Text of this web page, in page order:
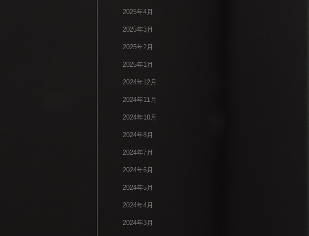
2025年4月
2025年3月
2025年2月
2025年1月
2024年12月
2024年11月
2024年10月
2024年8月
2024年7月
2024年6月
2024年5月
2024年4月
2024年3月